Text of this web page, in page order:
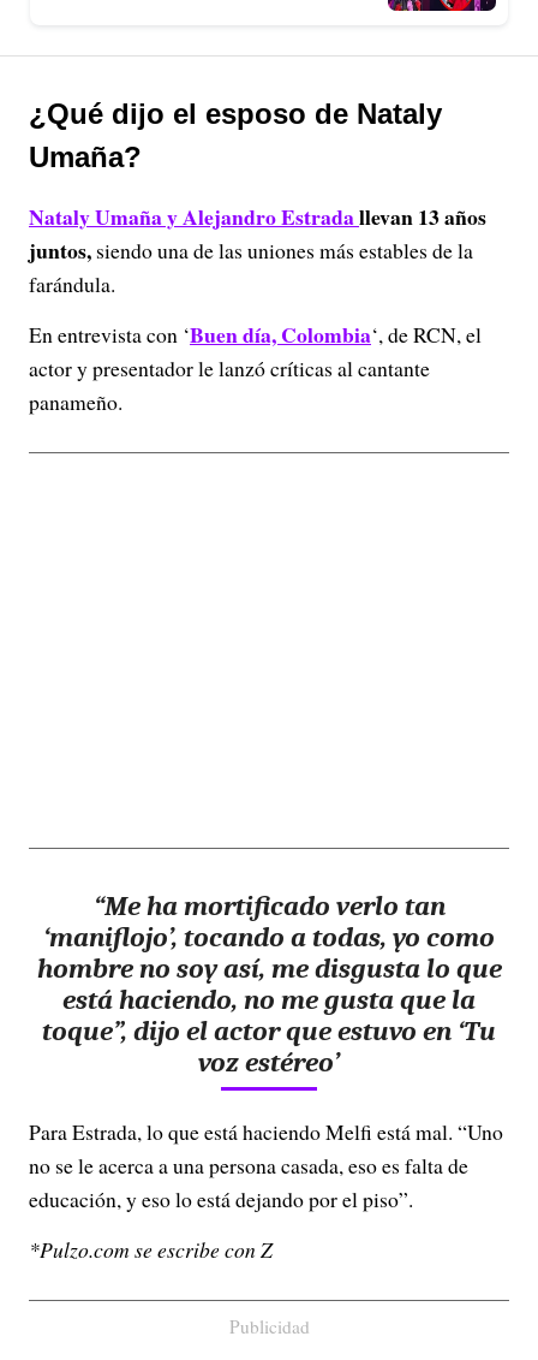
¿Qué dijo el esposo de Nataly
Umaña?
Nataly Umaña y Alejandro Estradallevan 13 años
juntos, siendo una de las uniones más estables de la
farándula.
En entrevista con ‘Buen día, Colombia‘, de RCN, el
actor y presentador le lanzó críticas al cantante
panameño.
“Me ha mortificado verlo tan
‘maniflojo’, tocando a todas, yo como
hombre no soy así, me disgusta lo que
está haciendo, no me gusta que la
toque”, dijo el actor que estuvo en ‘Tu
voz estéreo​’
Para Estrada, lo que está haciendo Melfi está mal. “Uno
no se le acerca a una persona casada, eso es falta de
educación, y eso lo está dejando por el piso”.
*Pulzo.com se escribe con Z
Publicidad